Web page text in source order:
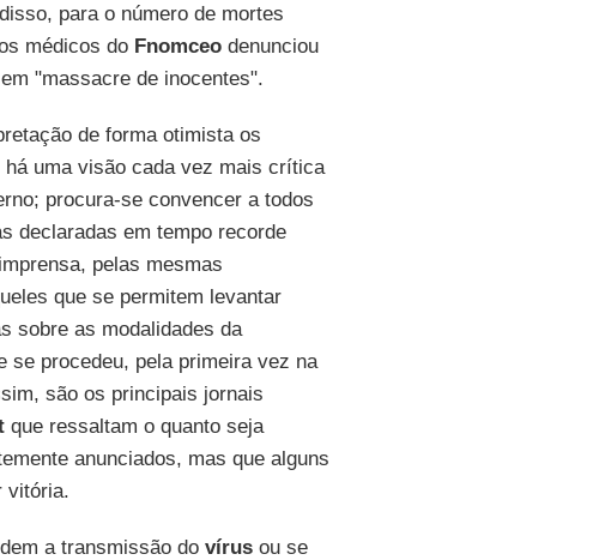
para o número de mortes
médicos do Fnomceodenunciou
"massacre de inocentes".
de forma otimista os
há uma visão cada vez mais crítica
procura-se convencer a todos
declaradas em tempo recorde
pelas mesmas
que se permitem levantar
sobre as modalidades da
se procedeu, pela primeira vez na
são os principais jornais
que ressaltam o quanto seja
anunciados, mas que alguns
vitória.
a transmissão do vírusou se